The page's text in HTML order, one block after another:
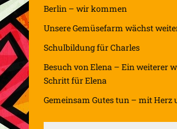
Berlin – wir kommen
Unsere Gemüsefarm wächst
Schulbildung für Charles
Besuch von Elena – Ein weiterer
Schritt für Elena
Gemeinsam Gutes tun – mit Herz